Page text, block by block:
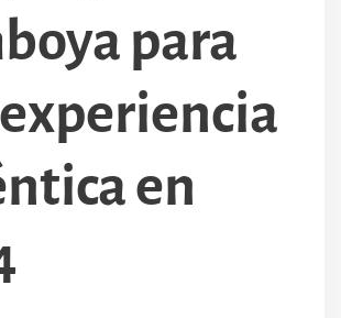
para
en